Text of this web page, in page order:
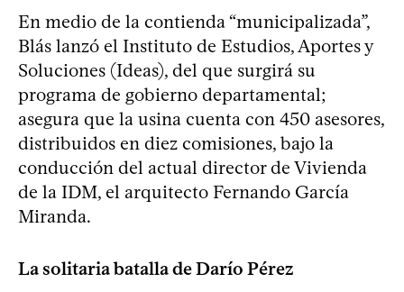
En medio de la contienda “municipalizada”,
Blás lanzó el Instituto de Estudios, Aportes y
Soluciones (Ideas), del que surgirá su
programa de gobierno departamental;
asegura que la usina cuenta con 450 asesores,
distribuidos en diez comisiones, bajo la
conducción del actual director de Vivienda
de la IDM, el arquitecto Fernando García
Miranda.
La solitaria batalla de Darío Pérez